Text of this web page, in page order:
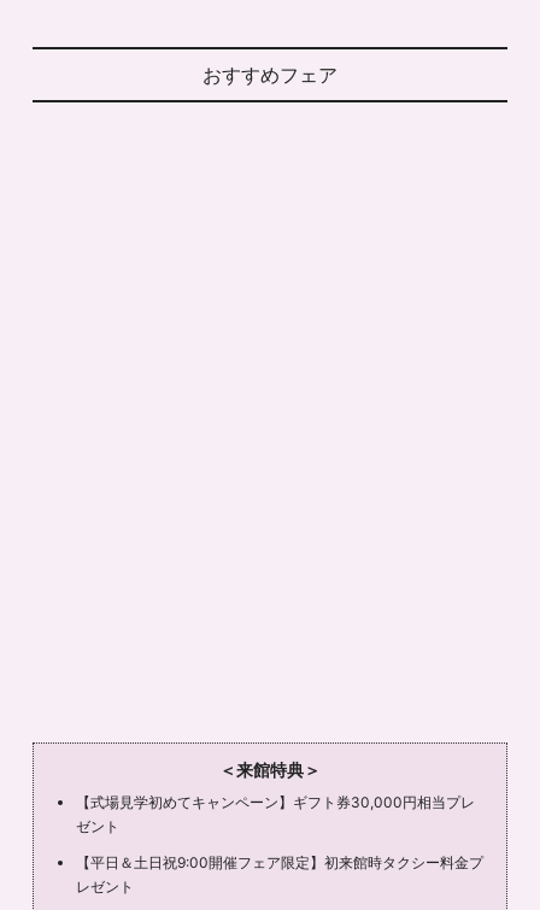
おすすめフェア
＜来館特典＞
【式場見学初めてキャンペーン】ギフト券30,000円相当プレ
ゼント
【平日＆土日祝9:00開催フェア限定】初来館時タクシー料金プ
レゼント